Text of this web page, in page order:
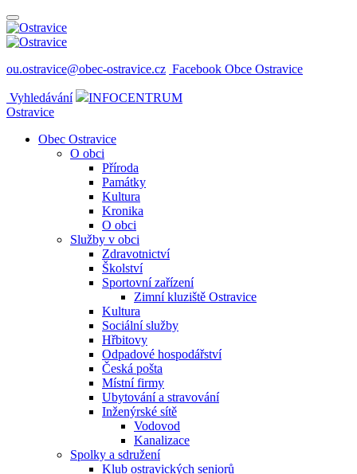
ou.ostravice@obec-ostravice.cz Facebook Obce Ostravice
Vyhledávání
INFOCENTRUM
Ostravice
Obec Ostravice
O obci
Příroda
Památky
Kultura
Kronika
O obci
Služby v obci
Zdravotnictví
Školství
Sportovní zařízení
Zimní kluziště Ostravice
Kultura
Sociální služby
Hřbitovy
Odpadové hospodářství
Česká pošta
Místní firmy
Ubytování a stravování
Inženýrské sítě
Vodovod
Kanalizace
Spolky a sdružení
Klub ostravických seniorů